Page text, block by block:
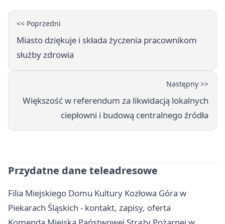
<< Poprzedni
Miasto dziękuje i składa życzenia pracownikom
służby zdrowia
Następny >>
Większość w referendum za likwidacją lokalnych
ciepłowni i budową centralnego źródła
Przydatne dane teleadresowe
Filia Miejskiego Domu Kultury Kozłowa Góra w
Piekarach Śląskich - kontakt, zapisy, oferta